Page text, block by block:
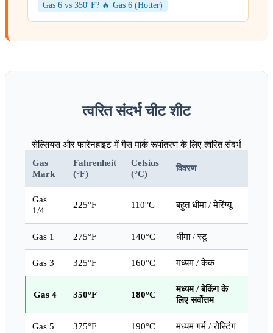
Gas 6 vs 350°F? 🔥 Gas 6 (Hotter)
त्वरित संदर्भ चीट शीट
सेल्सियस और फारेनहाइट में गैस मार्क रूपांतरण के लिए त्वरित संदर्भ
Gas
Mark
Fahrenheit
(°F)
Celsius
(°C)
विवरण
Gas
1/4
225°F 110°C बहुत धीमा / मेरिंग्यू
Gas 1 275°F 140°C धीमा / स्टू
Gas 3 325°F 160°C मध्यम / केक
Gas 4 350°F 180°C
मध्यम / बेकिंग के
लिए सर्वोत्तम
Gas 5 375°F 190°C मध्यम गर्म / रोस्टिंग